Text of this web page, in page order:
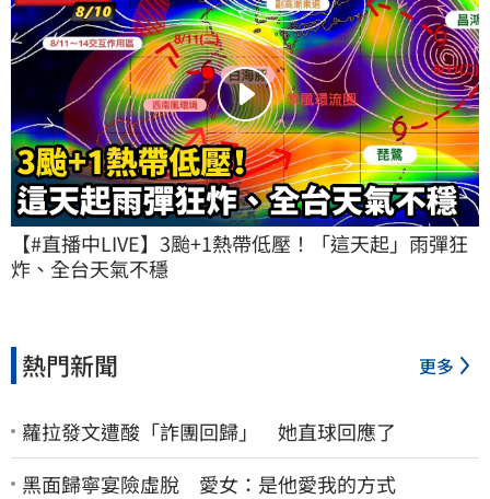
【#直播中LIVE】3颱+1熱帶低壓！「這天起」雨彈狂
炸、全台天氣不穩
熱門新聞 更多
蘿拉發文遭酸「詐團回歸」 她直球回應了
黑面歸寧宴險虛脫 愛女：是他愛我的方式